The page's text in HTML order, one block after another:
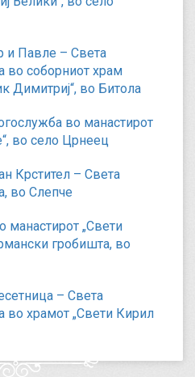
и Павле – Света
во соборниот храм
Димитриј“, во Битола
во манастирот
во село Црнеец
Крстител – Света
во Слепче
манастирот „Свети
гробишта, во
– Света
во храмот „Свети Кирил